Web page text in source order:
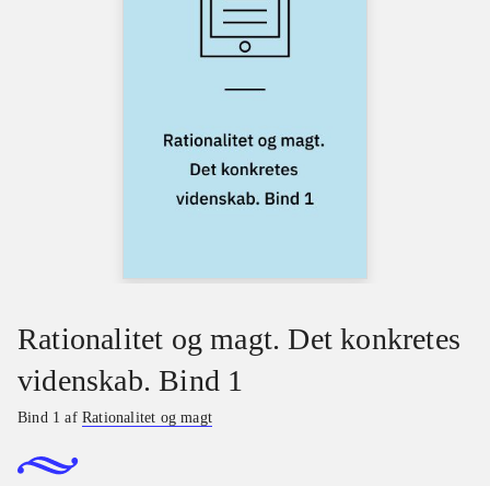
Rationalitet og magt. Det konkretes
videnskab. Bind 1
Bind 1 afRationalitet og magt